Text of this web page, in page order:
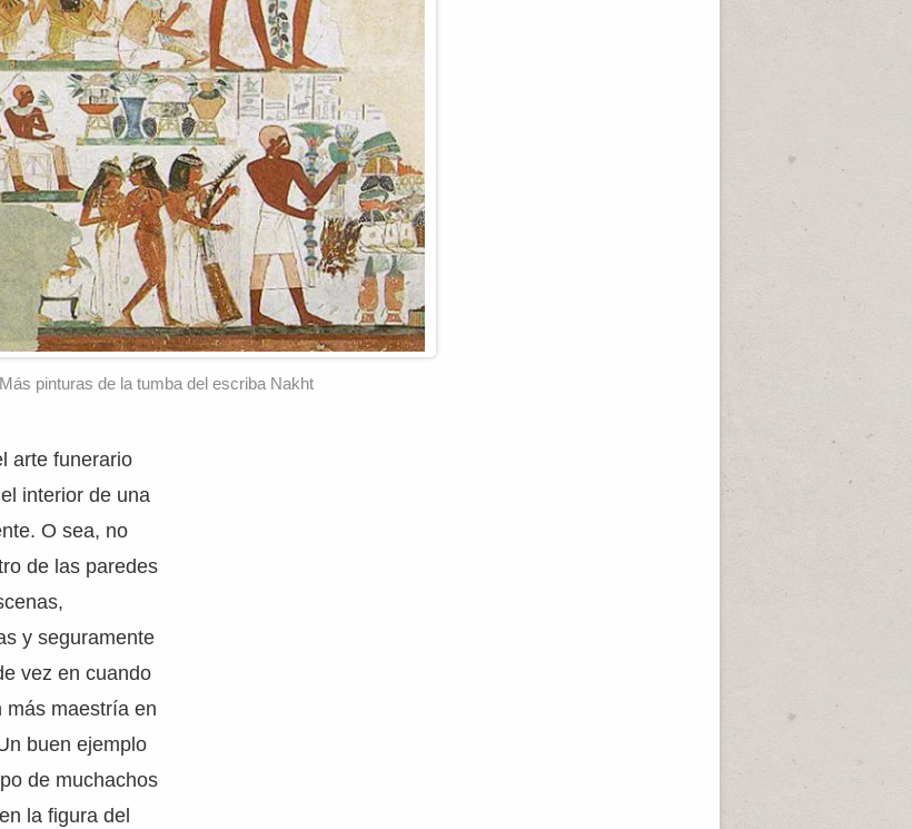
Más pinturas de la tumba del escriba Nakht
arte funerario
interior de una
O sea, no
de las paredes
y seguramente
vez en cuando
más maestría en
buen ejemplo
de muchachos
la figura del